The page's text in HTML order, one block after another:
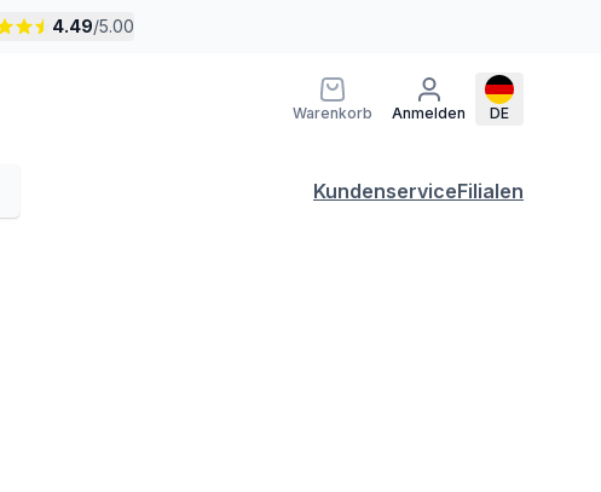
4.49/5.00
Warenkorb Anmelden DE
KundenserviceFilialen